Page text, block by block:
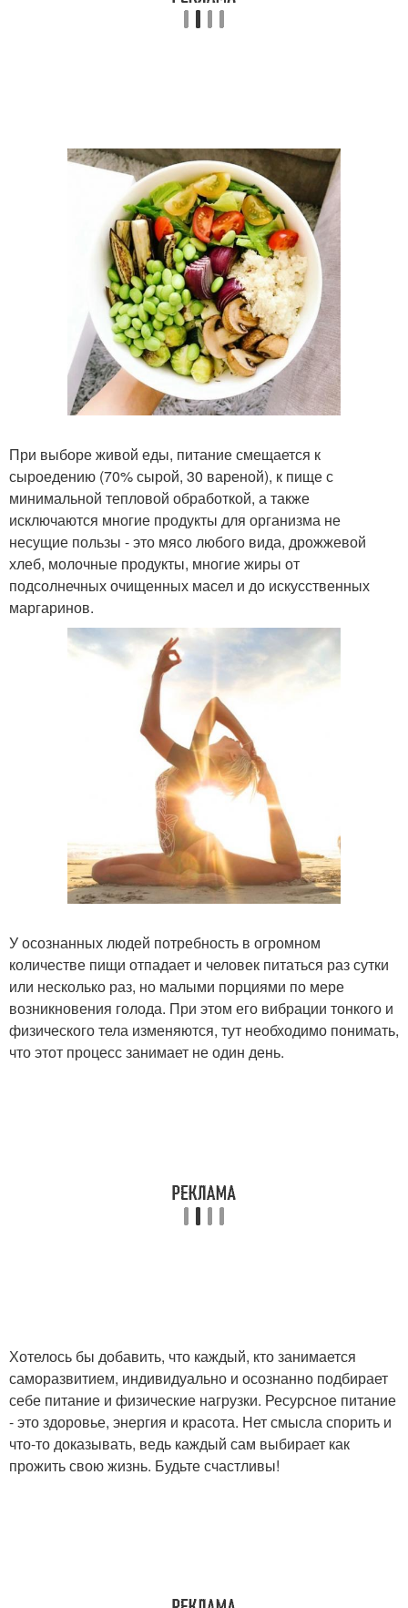
При выборе живой еды, питание смещается к
сыроедению (70% сырой, 30 вареной), к пище с
минимальной тепловой обработкой, а также
исключаются многие продукты для организма не
несущие пользы - это мясо любого вида, дрожжевой
хлеб, молочные продукты, многие жиры от
подсолнечных очищенных масел и до искусственных
маргаринов.
У осознанных людей потребность в огромном
количестве пищи отпадает и человек питаться раз сутки
или несколько раз, но малыми порциями по мере
возникновения голода. При этом его вибрации тонкого и
физического тела изменяются, тут необходимо понимать,
что этот процесс занимает не один день.
Хотелось бы добавить, что каждый, кто занимается
саморазвитием, индивидуально и осознанно подбирает
себе питание и физические нагрузки. Ресурсное питание
- это здоровье, энергия и красота. Нет смысла спорить и
что-то доказывать, ведь каждый сам выбирает как
прожить свою жизнь. Будьте счастливы!